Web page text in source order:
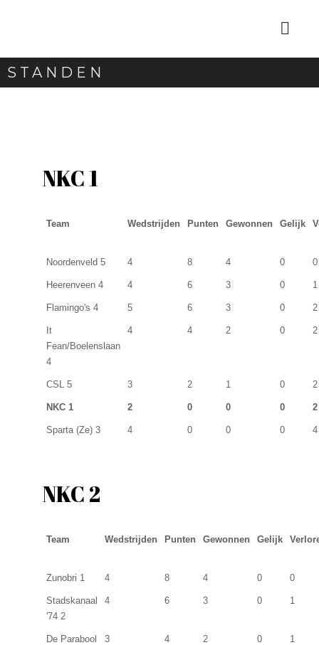
STANDEN
NKC 1
Team Wedstrijden Punten Gewonnen Gelijk
Noordenveld 5 4 8 4 0 0
Heerenveen 4 4 6 3 0 1
Flamingo's 4 5 6 3 0 2
It
Fean/Boelenslaan
4
4 4 2 0 2
CSL 5 3 2 1 0 2
NKC 1 2 0 0 0 2
Sparta (Ze) 3 4 0 0 0 4
NKC 2
Team Wedstrijden Punten Gewonnen Gelijk
Zunobri 1 4 8 4 0 0
Stadskanaal
'74 2
4 6 3 0 1
De Parabool
3 4 2 0 1